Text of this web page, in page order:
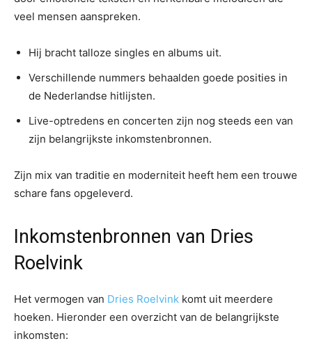
veel mensen aanspreken.
Hij bracht talloze singles en albums uit.
Verschillende nummers behaalden goede posities in
de Nederlandse hitlijsten.
Live-optredens en concerten zijn nog steeds een van
zijn belangrijkste inkomstenbronnen.
Zijn mix van traditie en moderniteit heeft hem een trouwe
schare fans opgeleverd.
Inkomstenbronnen van Dries
Roelvink
Het vermogen van Dries Roelvink komt uit meerdere
hoeken. Hieronder een overzicht van de belangrijkste
inkomsten: